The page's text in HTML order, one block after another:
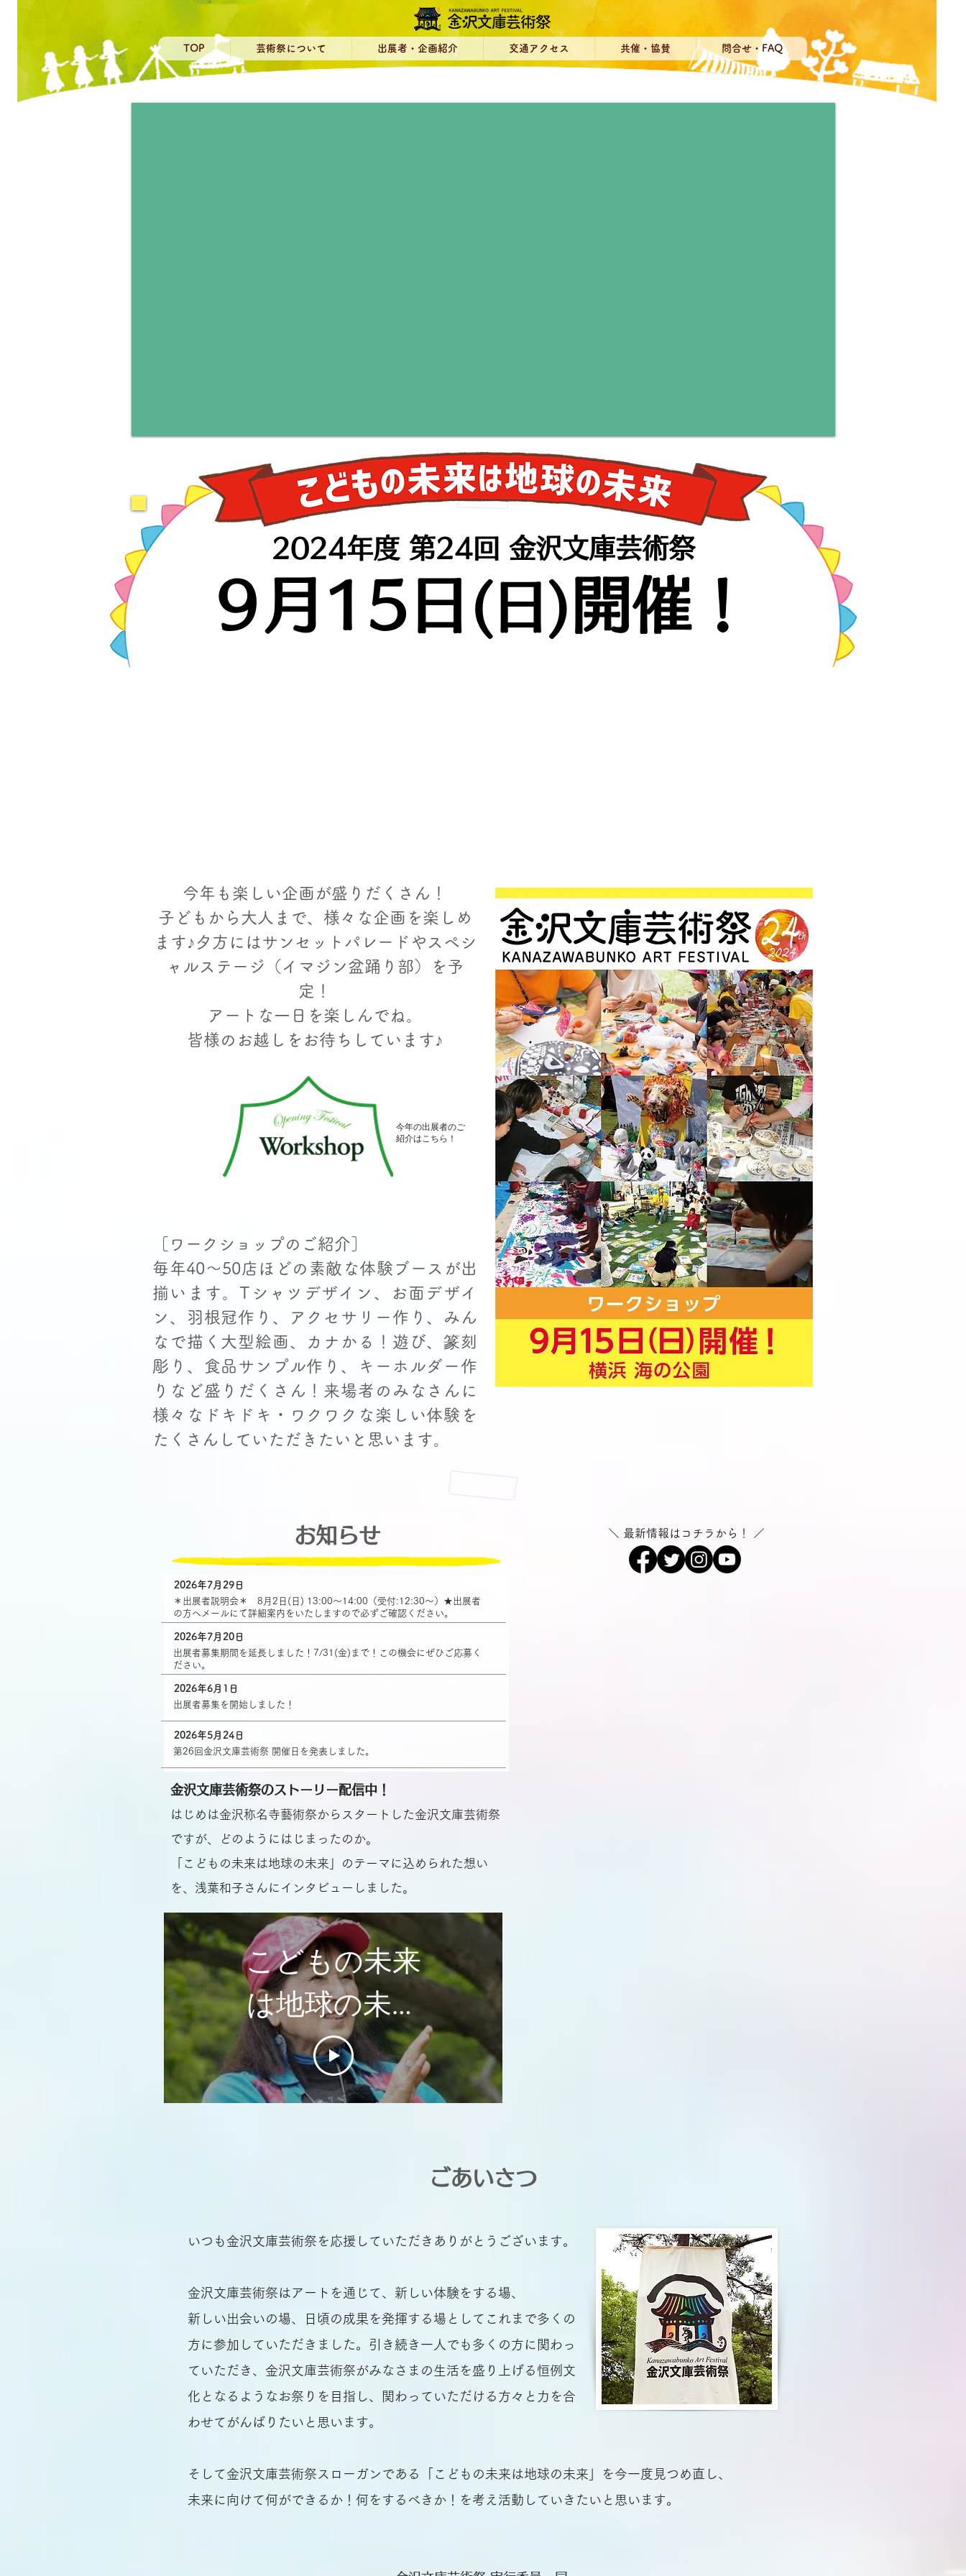
TOP 芸術祭について 出展者・企画紹介 交通アクセス 共催・協賛 問合せ・FAQ
2024年度 第24回 金沢文庫芸術祭
9 月15日 (日) 開催！
今年も楽しい企画が盛りだくさん！
子どもから大人まで、様々な企画を楽しめ
ます♪夕方にはサンセットパレードやスペシ
ャルステージ（イマジン盆踊り部）を予
定！
アートな一日を楽しんでね。
​皆様のお越しをお待ちしています♪
今年の出展者のご
紹介はこちら！
［ワークショップのご紹介］
毎年40〜50店ほどの素敵な体験ブースが出
揃います。Tシャツデザイン、お面デザイ
ン、羽根冠作り、アクセサリー作り、みん
なで描く大型絵画、カナかる！遊び、篆刻
彫り、食品サンプル作り、キーホルダー作
りなど盛りだくさん！来場者のみなさんに
様々なドキドキ・ワクワクな楽しい体験を
たくさんしていただきたいと思います。
​お知らせ
2026年7月29日
＊出展者説明会＊ 8月2日(日) 13:00～14:00（受付:12:30～）★出展者
の方へメールにて詳細案内をいたしますので必ずご確認ください。
2026年7月20日
出展者募集期間を延長しました！7/31(金)まで！この機会にぜひご応募く
ださい。
2026年6月1日
出展者募集を開始しました！
2026年5月24日
第26回金沢文庫芸術祭 開催日を発表しました。
金沢文庫芸術祭のストーリー配信中！
はじめは金沢称名寺藝術祭からスタートした金沢文庫芸術祭
ですが、どのようにはじまったのか。
「こどもの未来は地球の未来」のテーマに込められた想い
を、浅葉和子さんにインタビューしました。
こどもの未来
は地球の未来
｜浅葉和子さ
んからのメッ
＼ 最新情報はコチラから！ ／
​ごあいさつ
いつも金沢文庫芸術祭を応援していただきありがとうございます。
金沢文庫芸術祭はアートを通じて、新しい体験をする場、
新しい出会いの場、日頃の成果を発揮する場としてこれまで多くの
方に参加していただきました。引き続き一人でも多くの方に関わっ
ていただき、金沢文庫芸術祭がみなさまの生活を盛り上げる恒例文
化となるようなお祭りを目指し、関わっていただける方々と力を合
わせてがんばりたいと思います。
そして金沢文庫芸術祭スローガンである「こどもの未来は地球の未来」を今一度見つめ直し、
未来に向けて何ができるか！何をするべきか！を考え 活動していきたいと思います。